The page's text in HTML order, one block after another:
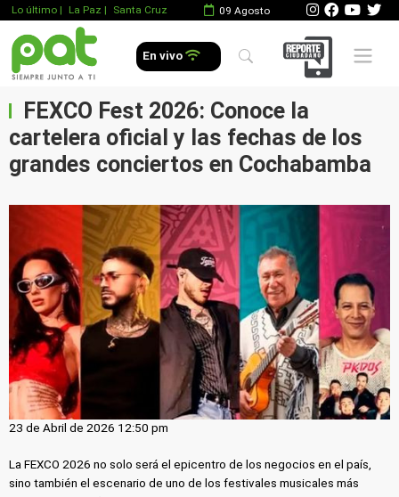
Lo último | La Paz | Santa Cruz 09 Agosto
En vivo Mobile
FEXCO Fest 2026: Conoce la
cartelera oficial y las fechas de los
grandes conciertos en Cochabamba
23 de Abril de 2026 12:50 pm
La FEXCO 2026 no solo será el epicentro de los negocios en el país,
sino también el escenario de uno de los festivales musicales más